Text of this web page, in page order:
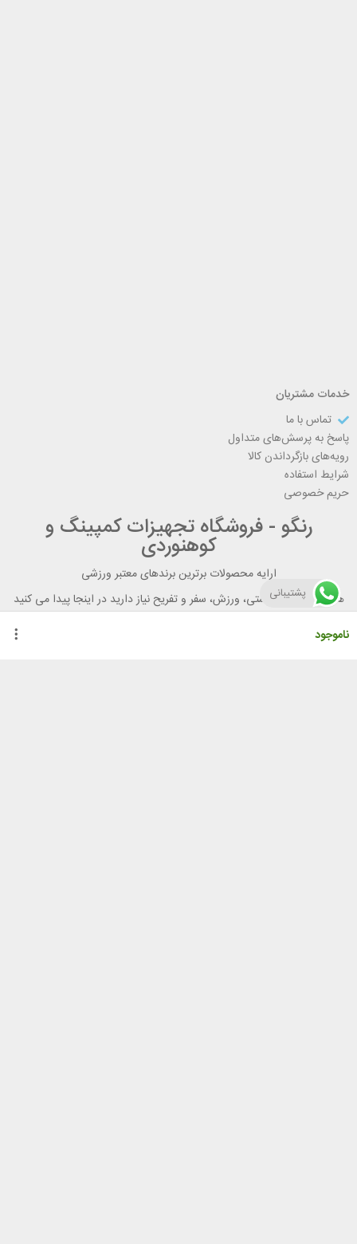
ناموجود
خدمات مشتریان
تماس با ما
پاسخ به پرسش‌های متداول
رویه‌های بازگرداندن کالا
شرایط استفاده
حریم خصوصی
رنگو - فروشگاه تجهیزات کمپینگ و
کوهنوردی
ارایه محصولات برترین برندهای معتبر ورزشی
هر آنچه برای تندرستی، ورزش، سفر و تفریح نیاز دارید در اینجا پیدا می کنید
پشتیبانی